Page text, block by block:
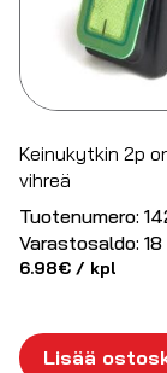
Keinukytkin 2p
vihreä
Tuotenumero:
Varastosaldo: 18
6.98€ / kpl
Lisää